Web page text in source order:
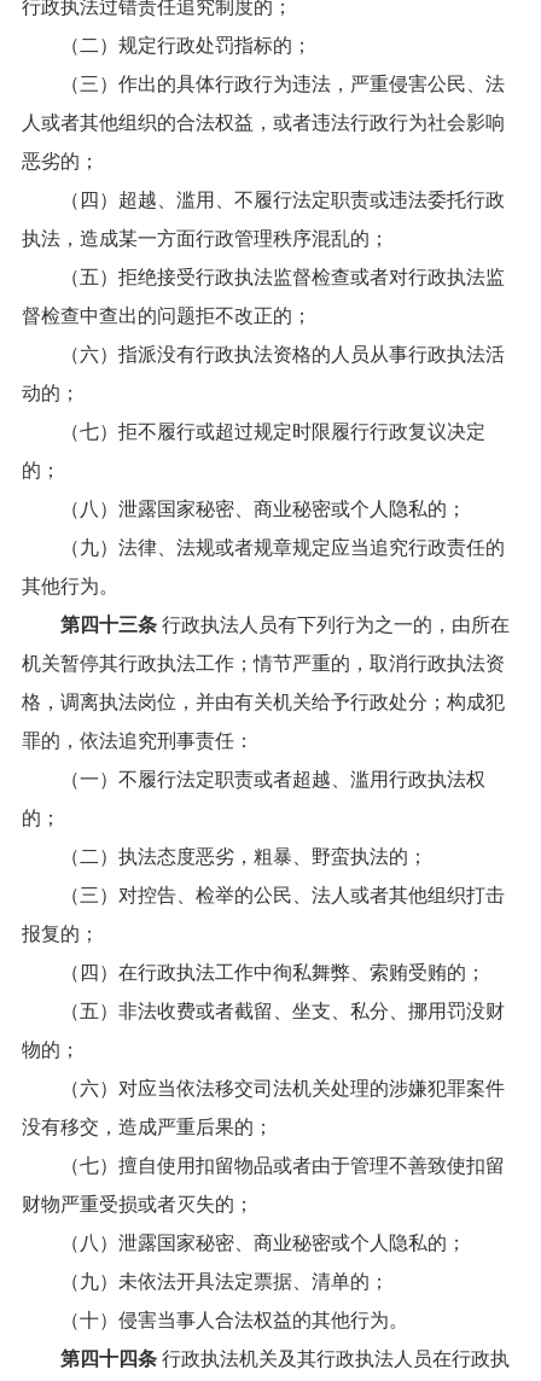
行政执法过错责任追究制度的；
（二）规定行政处罚指标的；
（三）作出的具体行政行为违法，严重侵害公民、法
人或者其他组织的合法权益，或者违法行政行为社会影响
恶劣的；
（四）超越、滥用、不履行法定职责或违法委托行政
执法，造成某一方面行政管理秩序混乱的；
（五）拒绝接受行政执法监督检查或者对行政执法监
督检查中查出的问题拒不改正的；
（六）指派没有行政执法资格的人员从事行政执法活
动的；
（七）拒不履行或超过规定时限履行行政复议决定
的；
（八）泄露国家秘密、商业秘密或个人隐私的；
（九）法律、法规或者规章规定应当追究行政责任的
其他行为。
第四十三条 行政执法人员有下列行为之一的，由所在
机关暂停其行政执法工作；情节严重的，取消行政执法资
格，调离执法岗位，并由有关机关给予行政处分；构成犯
罪的，依法追究刑事责任：
（一）不履行法定职责或者超越、滥用行政执法权
的；
（二）执法态度恶劣，粗暴、野蛮执法的；
（三）对控告、检举的公民、法人或者其他组织打击
报复的；
（四）在行政执法工作中徇私舞弊、索贿受贿的；
（五）非法收费或者截留、坐支、私分、挪用罚没财
物的；
（六）对应当依法移交司法机关处理的涉嫌犯罪案件
没有移交，造成严重后果的；
（七）擅自使用扣留物品或者由于管理不善致使扣留
财物严重受损或者灭失的；
（八）泄露国家秘密、商业秘密或个人隐私的；
（九）未依法开具法定票据、清单的；
（十）侵害当事人合法权益的其他行为。
第四十四条 行政执法机关及其行政执法人员在行政执